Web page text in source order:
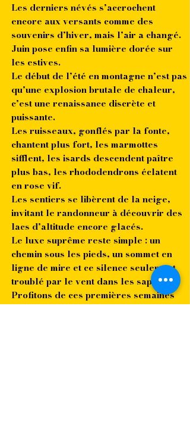
Les derniers névés s’accrochent
encore aux versants comme des
souvenirs d’hiver, mais l’air a changé.
Juin pose enfin sa lumière dorée sur
les estives.
Le début de l’été en montagne n’est pas
qu’une explosion brutale de chaleur,
c’est une renaissance discrète et
puissante.
Les ruisseaux, gonflés par la fonte,
chantent plus fort, les marmottes
sifflent, les isards descendent paître
plus bas, les rhododendrons éclatent
en rose vif.
Les sentiers se libèrent de la neige,
invitant le randonneur à découvrir des
lacs d’altitude encore glacés.
Le luxe suprême reste simple : un
chemin sous les pieds, un sommet en
ligne de mire et ce silence seulement
troublé par le vent dans les sapins.
Profitons de ces premières semaines
précieuses car le vrai début de l’été en